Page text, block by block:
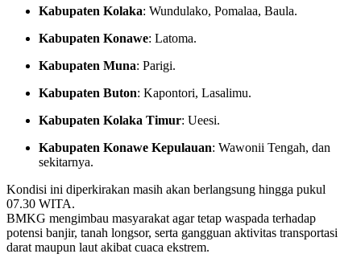
Kabupaten Kolaka: Wundulako, Pomalaa, Baula.
Kabupaten Konawe: Latoma.
Kabupaten Muna: Parigi.
Kabupaten Buton: Kapontori, Lasalimu.
Kabupaten Kolaka Timur: Ueesi.
Kabupaten Konawe Kepulauan: Wawonii Tengah, dan
sekitarnya.
Kondisi ini diperkirakan masih akan berlangsung hingga pukul
07.30 WITA.
BMKG mengimbau masyarakat agar tetap waspada terhadap
potensi banjir, tanah longsor, serta gangguan aktivitas transportasi
darat maupun laut akibat cuaca ekstrem.